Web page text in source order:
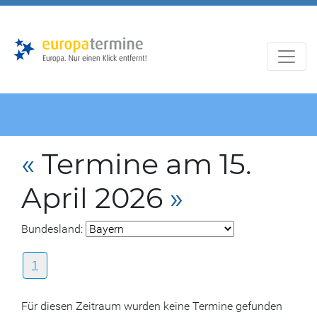
« Termine am 15.
April 2026 »
Bundesland:
1
Für diesen Zeitraum wurden keine Termine gefunden